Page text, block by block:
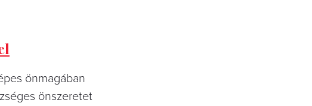
önmagában
önszeretet